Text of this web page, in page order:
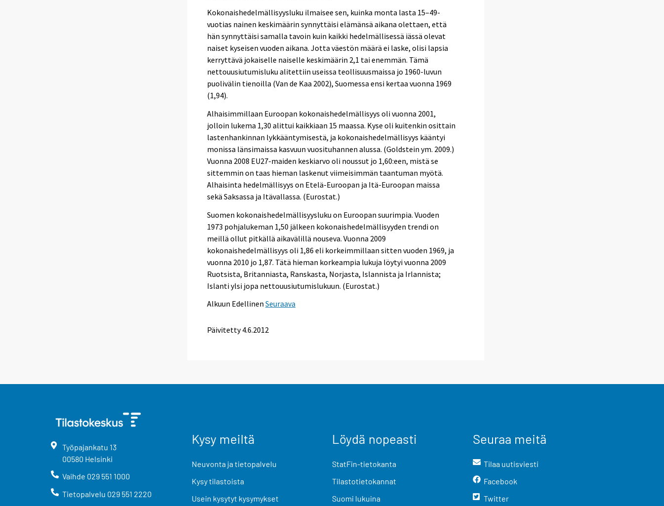
Kokonaishedelmällisyysluku ilmaisee sen, kuinka monta lasta 15–49-
vuotias nainen keskimäärin synnyttäisi elämänsä aikana olettaen, että
hän synnyttäisi samalla tavoin kuin kaikki hedelmällisessä iässä olevat
naiset kyseisen vuoden aikana. Jotta väestön määrä ei laske, olisi lapsia
kerryttävä jokaiselle naiselle keskimäärin 2,1 tai enemmän. Tämä
nettouusiutumisluku alitettiin useissa teollisuusmaissa jo 1960-luvun
puolivälin tienoilla (Van de Kaa 2002), Suomessa ensi kertaa vuonna 1969
(1,94).
Alhaisimmillaan Euroopan kokonaishedelmällisyys oli vuonna 2001,
jolloin lukema 1,30 alittui kaikkiaan 15 maassa. Kyse oli kuitenkin osittain
lastenhankinnan lykkääntymisestä, ja kokonaishedelmällisyys kääntyi
monissa länsimaissa kasvuun vuosituhannen alussa. (Goldstein ym. 2009.)
Vuonna 2008 EU27-maiden keskiarvo oli noussut jo 1,60:een, mistä se
sittemmin on taas hieman laskenut viimeisimmän taantuman myötä.
Alhaisinta hedelmällisyys on Etelä-Euroopan ja Itä-Euroopan maissa
sekä Saksassa ja Itävallassa. (Eurostat.)
Suomen kokonaishedelmällisyysluku on Euroopan suurimpia. Vuoden
1973 pohjalukeman 1,50 jälkeen kokonaishedelmällisyyden trendi on
meillä ollut pitkällä aikavälillä nouseva. Vuonna 2009
kokonaishedelmällisyys oli 1,86 eli korkeimmillaan sitten vuoden 1969, ja
vuonna 2010 jo 1,87. Tätä hieman korkeampia lukuja löytyi vuonna 2009
Ruotsista, Britanniasta, Ranskasta, Norjasta, Islannista ja Irlannista;
Islanti ylsi jopa nettouusiutumislukuun. (Eurostat.)
Alkuun Edellinen Seuraava
Päivitetty 4.6.2012
Työpajankatu 13
00580 Helsinki
Vaihde 029 551 1000
Tietopalvelu 029 551 2220
Kysy meiltä
Neuvonta ja tietopalvelu
Kysy tilastoista
Usein kysytyt kysymykset
Löydä nopeasti
StatFin-tietokanta
Tilastotietokannat
Suomi lukuina
Seuraa meitä
Tilaa uutisviesti
Facebook
Twitter